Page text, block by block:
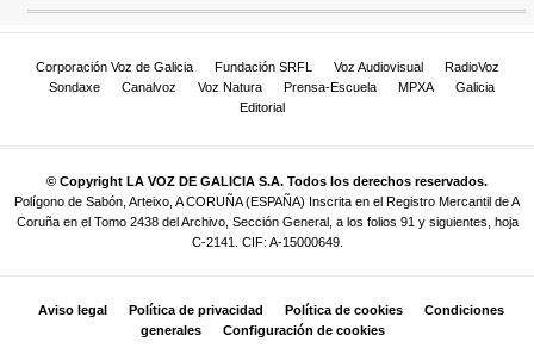
Corporación Voz de Galicia Fundación SRFL Voz Audiovisual
RadioVoz
Sondaxe
Canalvoz Voz Natura Prensa-Escuela MPXA
Galicia
Editorial
© Copyright LA VOZ DE GALICIA S.A. Todos los derechos reservados.
Polígono de Sabón, Arteixo, A CORUÑA (ESPAÑA) Inscrita en el Registro Mercantil de A
Coruña en el Tomo 2438 del Archivo, Sección General, a los folios 91 y siguientes, hoja
C-2141. CIF: A-15000649.
Aviso legal Política de privacidad Política de cookies
Condiciones
generales
Configuración de cookies